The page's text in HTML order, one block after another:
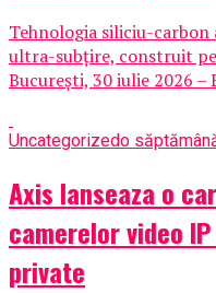
Tehnologia siliciu-
ultra-subțire, construit
București, 30 iulie 2026 –
Uncategorizedo
Axis lanseaza o
camerelor video
private